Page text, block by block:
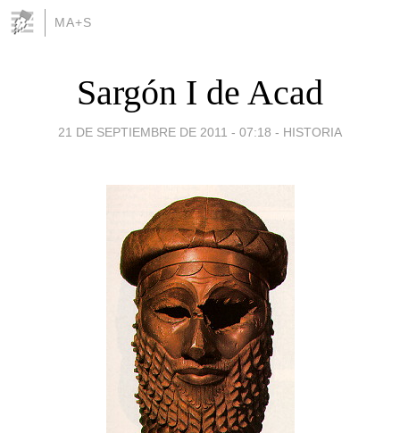
MA+S
Sargón I de Acad
21 DE SEPTIEMBRE DE 2011 - 07:18 - HISTORIA